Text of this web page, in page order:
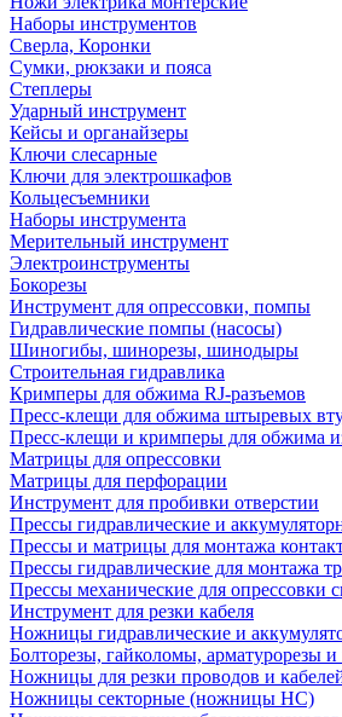
Наборы инструментов
Сверла, Коронки
Сумки, рюкзаки и пояса
Степлеры
Ударный инструмент
Кейсы и органайзеры
Ключи слесарные
Ключи для электрошкафов
Кольцесъемники
Наборы инструмента
Мерительный инструмент
Электроинструменты
Бокорезы
Инструмент для опрессовки, помпы
Гидравлические помпы (насосы)
Шиногибы, шинорезы, шинодыры
Строительная гидравлика
Кримперы для обжима RJ-разъемов
Пресс-клещи для обжима штыревых
Пресс-клещи и кримперы для обжима
Матрицы для опрессовки
Матрицы для перфорации
Инструмент для пробивки отверстии
Прессы гидравлические и
Прессы и матрицы для монтажа
Прессы гидравлические для монтажа
Прессы механические для опрессовки
Инструмент для резки кабеля
Ножницы гидравлические и
Болторезы, гайколомы, арматурорезы
Ножницы для резки проводов и
Ножницы секторные (ножницы НС)